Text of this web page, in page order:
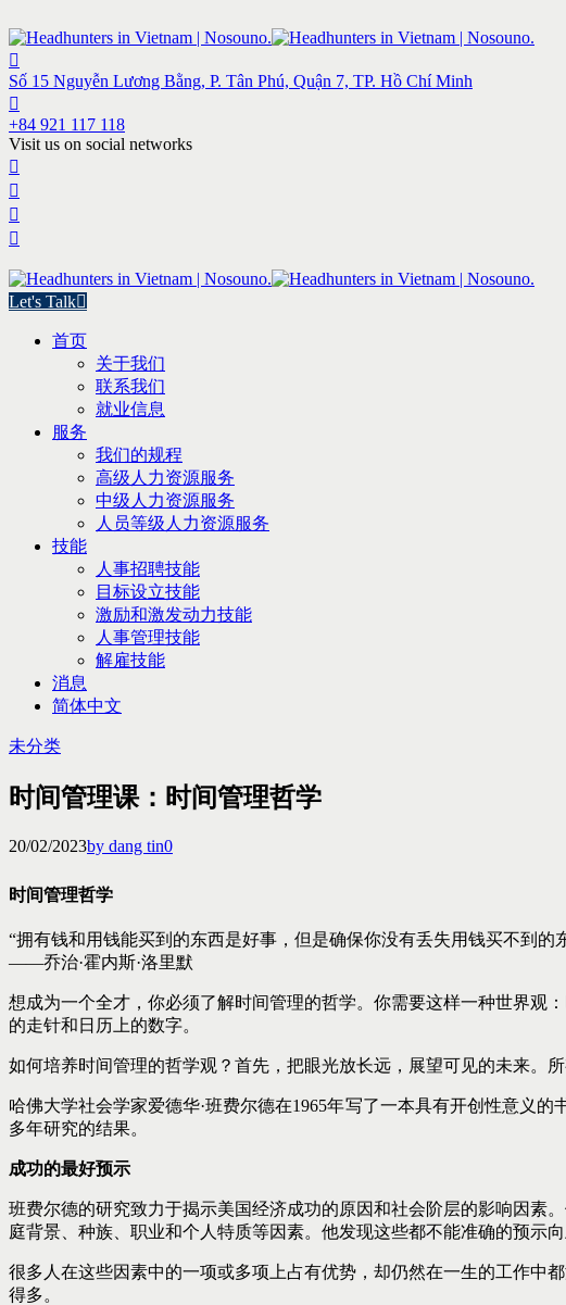
Số 15 Nguyễn Lương Bằng, P. Tân Phú, Quận 7, TP. Hồ Chí Minh
+84 921 117 118
Visit us on social networks
Let's Talk
首页
关于我们
联系我们
就业信息
服务
我们的规程
高级人力资源服务
中级人力资源服务
人员等级人力资源服务
技能
人事招聘技能
目标设立技能
激励和激发动力技能
人事管理技能
解雇技能
消息
简体中文
未分类
时间管理课：时间管理哲学
20/02/2023by dang tin0
时间管理哲学
“拥有钱和用钱能买到的东西是好事，但是确保你没有丢失用钱买不到的
——乔治·霍内斯·洛里默
想成为一个全才，你必须了解时间管理的哲学。你需要这样一种世界观
的走针和日历上的数字。
如何培养时间管理的哲学观？首先，把眼光放长远，展望可见的未来。
哈佛大学社会学家爱德华·班费尔德在1965年写了一本具有开创性意义
多年研究的结果。
成功的最好预示
班费尔德的研究致力于揭示美国经济成功的原因和社会阶层的影响因素
庭背景、种族、职业和个人特质等因素。他发现这些都不能准确的预示向
很多人在这些因素中的一项或多项上占有优势，却仍然在一生的工作中
得多。